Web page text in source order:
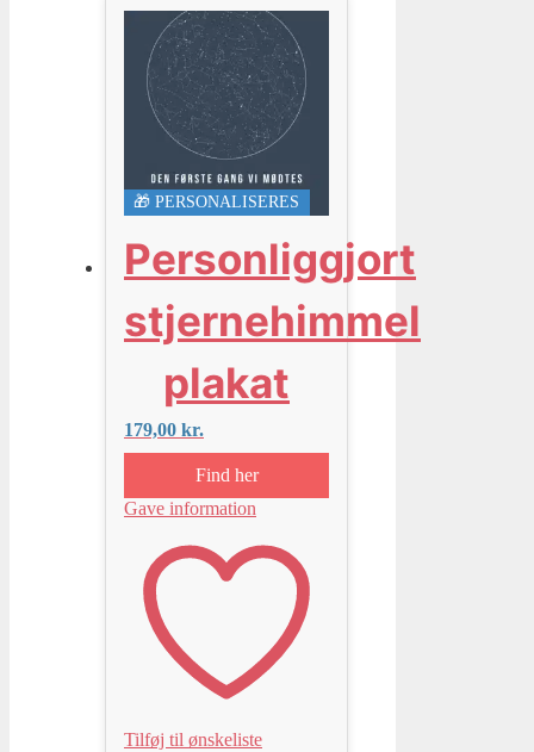
🎁 PERSONALISERES
Personliggjort
stjernehimmel
plakat
179,00 kr.
Find her
Gave information
Tilføj til ønskeliste